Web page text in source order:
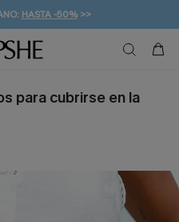
-10% EN 2 VESTIDOS
-10% EXTRA!
PARTIR DE 49 € >>
para cubrirse en la